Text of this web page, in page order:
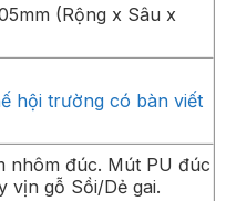
(Rộng x Sâu x
hội trường có bàn viết
nhôm đúc. Mút PU đúc
vịn gỗ Sồi/Dẻ gai.